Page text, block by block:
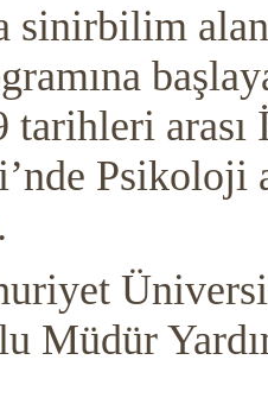
sinirbilim
tarihleri
Psikoloji
Müdür